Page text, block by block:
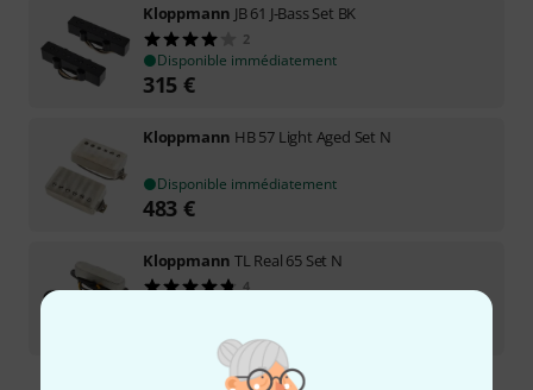
Kloppmann JB 61 J-Bass Set BK
2
Disponible immédiatement
315 €
Kloppmann HB 57 Light Aged Set N
Disponible immédiatement
483 €
Kloppmann TL Real 65 Set N
4